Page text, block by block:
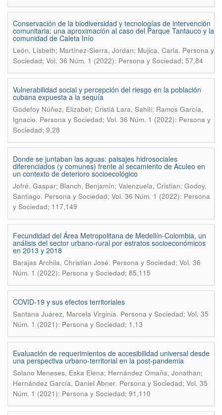
Conservación de la biodiversidad y tecnologías de intervención
comunitaria: una aproximación al caso del Parque Tantauco y la
comunidad de Caleta Inío
León, Lisbeth; Martínez-Sierra, Jordan; Mujica, Carla. Persona y
Sociedad; Vol. 36 Núm. 1 (2022): Persona y Sociedad; 57,84
Vulnerabilidad social y percepción del riesgo en la población
cubana expuesta a la sequía
Godefoy Núñez, Elizabet; Cristiá Lara, Sahilí; Ramos García,
Ignacio. Persona y Sociedad; Vol. 36 Núm. 1 (2022): Persona y
Sociedad; 9,28
Donde se juntaban las aguas: paisajes hidrosociales
diferenciados (y comunes) frente al secamiento de Aculeo en
un contexto de deterioro socioecológico
Jofré, Gaspar; Blanch, Benjamín; Valenzuela, Cristian; Godoy,
Santiago. Persona y Sociedad; Vol. 36 Núm. 1 (2022): Persona
y Sociedad; 117,149
Fecundidad del Área Metropolitana de Medellín-Colombia, un
análisis del sector urbano-rural por estratos socioeconómicos
en 2013 y 2018
Barajas Archila, Christian José. Persona y Sociedad; Vol. 36
Núm. 1 (2022): Persona y Sociedad; 85,115
COVID-19 y sus efectos territoriales
Santana Juárez, Marcela Virginia. Persona y Sociedad; Vol. 35
Núm. 1 (2021): Persona y Sociedad; 1,13
Evaluación de requerimientos de accesibilidad universal desde
una perspectiva urbano-territorial en la post-pandemia
Solano Meneses, Eska Elena; Hernández Omaña, Jonathan;
Hernández García, Daniel Abner. Persona y Sociedad; Vol. 35
Núm. 1 (2021): Persona y Sociedad; 91,110